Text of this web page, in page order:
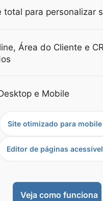
total para personalizar
Área do Cliente e
e Mobile
Site otimizado para mobile
Editor de páginas acessível
Veja como funciona